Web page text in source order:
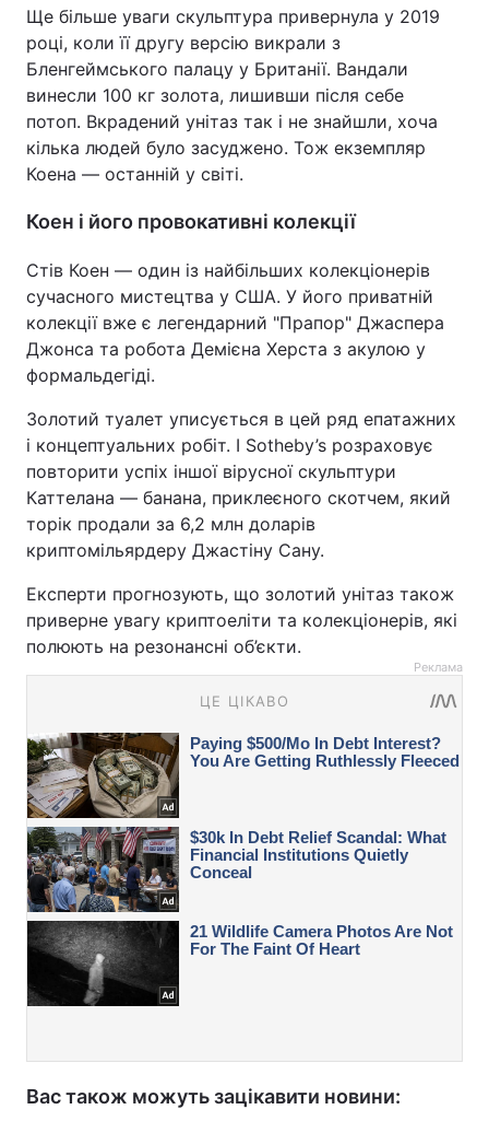
Ще більше уваги скульптура привернула у 2019
році, коли її другу версію викрали з
Бленгеймського палацу у Британії. Вандали
винесли 100 кг золота, лишивши після себе
потоп. Вкрадений унітаз так і не знайшли, хоча
кілька людей було засуджено. Тож екземпляр
Коена — останній у світі.
Коен і його провокативні колекції
Стів Коен — один із найбільших колекціонерів
сучасного мистецтва у США. У його приватній
колекції вже є легендарний "Прапор" Джаспера
Джонса та робота Демієна Херста з акулою у
формальдегіді.
Золотий туалет уписується в цей ряд епатажних
і концептуальних робіт. І Sotheby’s розраховує
повторити успіх іншої вірусної скульптури
Каттелана — банана, приклеєного скотчем, який
торік продали за 6,2 млн доларів
криптомільярдеру Джастіну Сану.
Експерти прогнозують, що золотий унітаз також
приверне увагу криптоеліти та колекціонерів, які
полюють на резонансні об’єкти.
Реклама
Вас також можуть зацікавити новини: